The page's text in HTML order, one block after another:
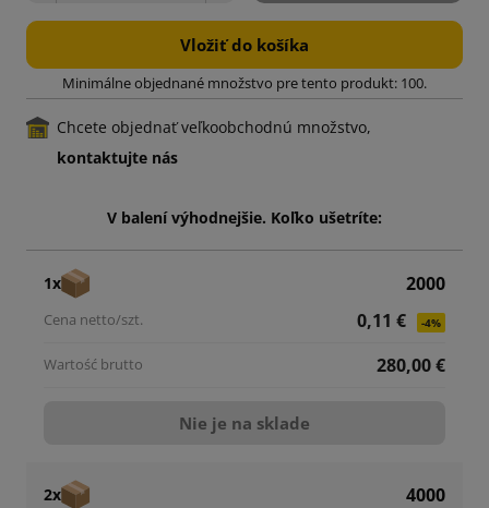
Vložiť do košíka
Minimálne objednané množstvo pre tento produkt: 100.
Chcete objednať veľkoobchodnú množstvo,
kontaktujte nás
V balení výhodnejšie. Koľko ušetríte:
1x
2000
0,11 €
-4%
280,00 €
Nie je na sklade
2x
4000